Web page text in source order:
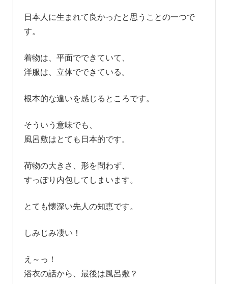
日本人に生まれて良かったと思うことの一つで
す。
着物は、平面でできていて、
洋服は、立体でできている。
根本的な違いを感じるところです。
そういう意味でも、
風呂敷はとても日本的です。
荷物の大きさ、形を問わず、
すっぽり内包してしまいます。
とても懐深い先人の知恵です。
しみじみ凄い！
え～っ！
浴衣の話から、最後は風呂敷？